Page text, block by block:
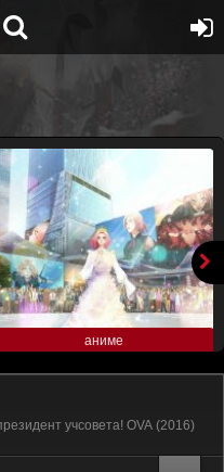
аниме
учсовета! OVA (2016)